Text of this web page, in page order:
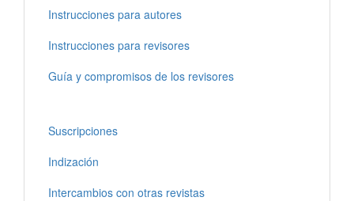
Instrucciones para autores
Instrucciones para revisores
Guía y compromisos de los revisores
Suscripciones
Indización
Intercambios con otras revistas